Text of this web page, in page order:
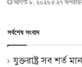
আগস্ট ৮, ২০২৬ ৪:২৭ অপরাহ্ণ
সর্বশেষ সংবাদ
যুক্তরাষ্ট্র সব শর্ত